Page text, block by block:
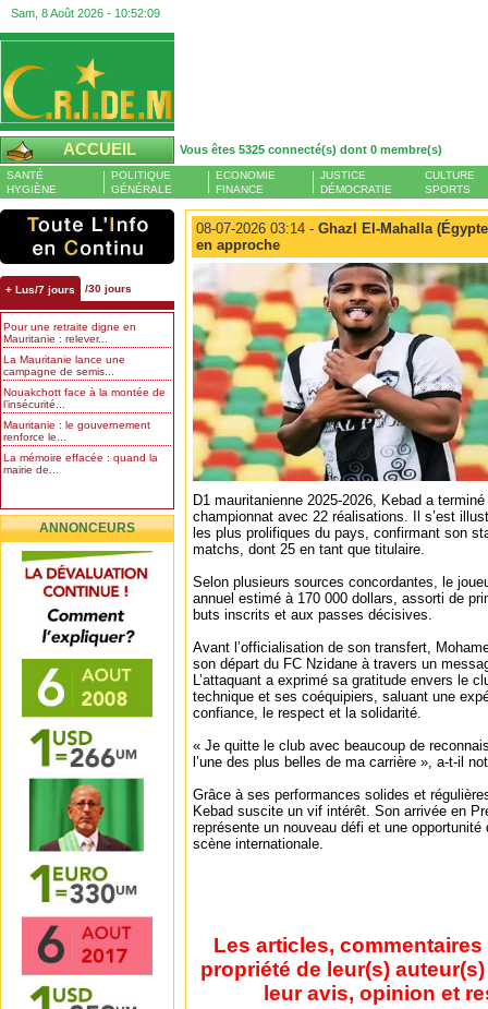
Sam, 8 Août 2026 - 10:52:10
ACCUEIL Vous êtes 5325 connecté(s) dont 0 membre(s)
SANTÉ
HYGIÈNE
POLITIQUE
GÉNÉRALE
ECONOMIE
FINANCE
JUSTICE
DÉMOCRATIE
CULTURE
SPORTS
+ Lus/7 jours /30 jours
Pour une retraite digne en
Mauritanie : relever...
La Mauritanie lance une
campagne de semis...
Nouakchott face à la montée de
l’insécurité...
Mauritanie : le gouvernement
renforce le...
La mémoire effacée : quand la
mairie de...
ANNONCEURS
08-07-2026 03:14 - Ghazl El-Mahalla
en approche
D1 mauritanienne 2025-2026, Kebad a
championnat avec 22 réalisations. Il s’est
les plus prolifiques du pays, confirmant son
matchs, dont 25 en tant que titulaire.
Selon plusieurs sources concordantes, le
annuel estimé à 170 000 dollars, assorti de
buts inscrits et aux passes décisives.
Avant l’officialisation de son transfert,
son départ du FC Nzidane à travers un
L’attaquant a exprimé sa gratitude envers le
technique et ses coéquipiers, saluant une
confiance, le respect et la solidarité.
« Je quitte le club avec beaucoup de
l’une des plus belles de ma carrière », a-t-il
Grâce à ses performances solides et
Kebad suscite un vif intérêt. Son arrivée en
représente un nouveau défi et une
scène internationale.
Les articles,
propriété de leur(s)
leur avis, opinion et